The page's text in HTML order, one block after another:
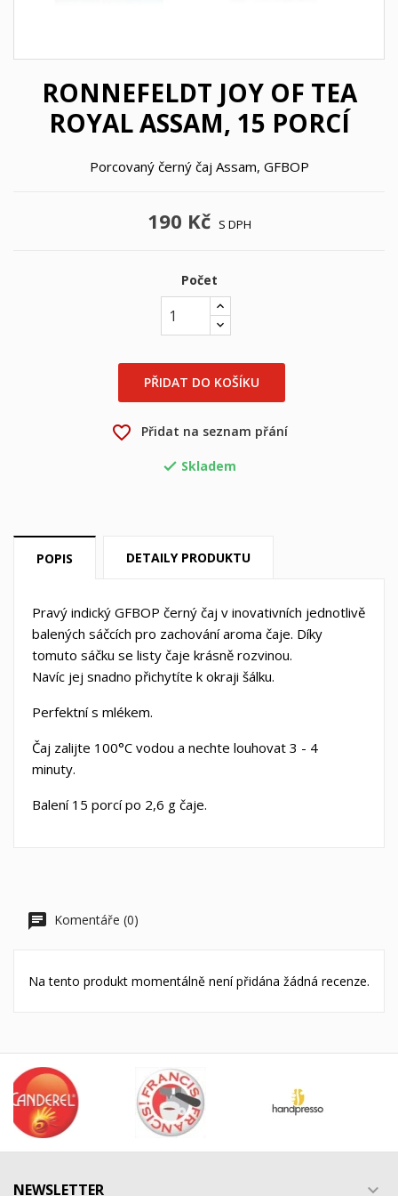
RONNEFELDT JOY OF TEA
ROYAL ASSAM, 15 PORCÍ
Porcovaný černý čaj Assam, GFBOP
190 Kč S DPH
Počet
PŘIDAT DO KOŠÍKU
favorite_border Přidat na seznam přání
 Skladem
POPIS DETAILY PRODUKTU
Pravý indický GFBOP černý čaj v inovativních jednotlivě
balených sáčcích pro zachování aroma čaje. Díky
tomuto sáčku se listy čaje krásně rozvinou.
Navíc jej snadno přichytíte k okraji šálku.
Perfektní s mlékem.
Čaj zalijte 100°C vodou a nechte louhovat 3 - 4
minuty.
Balení 15 porcí po 2,6 g čaje.
Komentáře (0)
Na tento produkt momentálně není přidána žádná recenze.
NEWSLETTER 
add_circle_outline Vytvořit nový seznam
Vytvořit seznam přání